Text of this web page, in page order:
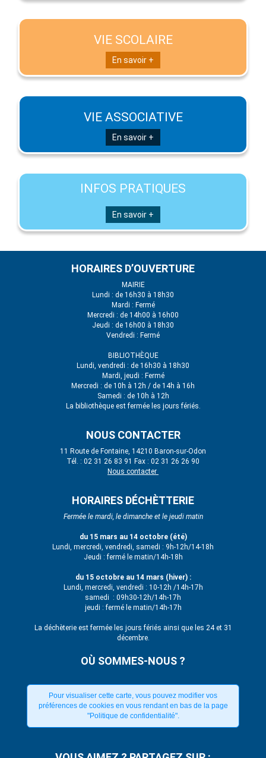
VIE SCOLAIRE
En savoir +
VIE ASSOCIATIVE
En savoir +
INFOS PRATIQUES
En savoir +
HORAIRES D’OUVERTURE
MAIRIE
Lundi : de 16h30 à 18h30
Mardi : Fermé
Mercredi : de 14h00 à 16h00
Jeudi : de 16h00 à 18h30
Vendredi : Fermé
BIBLIOTHÈQUE
Lundi, vendredi : de 16h30 à 18h30
Mardi, jeudi : Fermé
Mercredi : de 10h à 12h / de 14h à 16h
Samedi : de 10h à 12h
La bibliothèque est fermée les jours fériés.
NOUS CONTACTER
11 Route de Fontaine, 14210 Baron-sur-Odon
Tél. : 02 31 26 83 91 Fax : 02 31 26 26 90
Nous contacter
HORAIRES DÉCHÈTTERIE
Fermée le mardi, le dimanche et le jeudi matin
du 15 mars au 14 octobre (été)
Lundi, mercredi, vendredi, samedi : 9h-12h/14-18h
Jeudi : fermé le matin/14h-18h
du 15 octobre au 14 mars (hiver) :
Lundi, mercredi, vendredi : 10-12h /14h-17h
samedi : 09h30-12h/14h-17h
jeudi : fermé le matin/14h-17h
La déchèterie est fermée les jours fériés ainsi que les 24 et 31
décembre.
OÙ SOMMES-NOUS ?
Pour visualiser cette carte, vous pouvez modifier vos
préférences de cookies en vous rendant en bas de la page
"Politique de confidentialité".